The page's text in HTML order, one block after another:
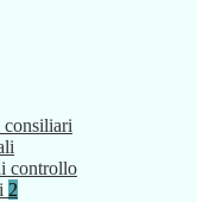
controllo
2